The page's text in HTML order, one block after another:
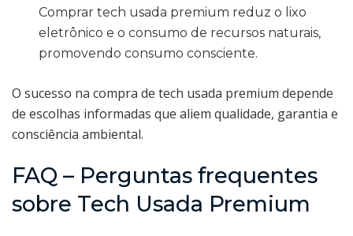
Comprar tech usada premium reduz o lixo
eletrônico e o consumo de recursos naturais,
promovendo consumo consciente.
O sucesso na compra de tech usada premium depende
de escolhas informadas que aliem qualidade, garantia e
consciência ambiental.
FAQ – Perguntas frequentes
sobre Tech Usada Premium